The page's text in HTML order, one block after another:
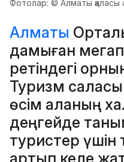
Фотолар: © Алматы қаласы
Алматы
дамыған
ретіндегі
Туризм
өсім қаланың
деңгейде
туристер
артып келе